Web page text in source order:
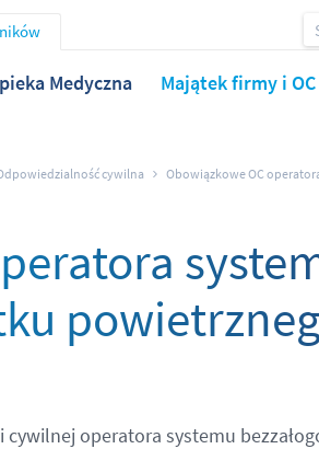
Medyczna Majątek firmy i OC
cywilna Obowiązkowe OC
operatora systemu